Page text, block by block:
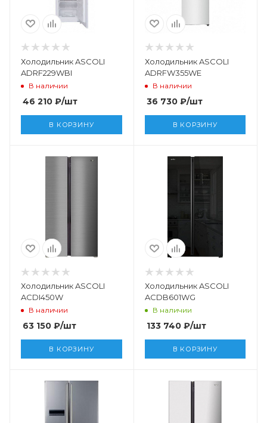
Холодильник ASCOLI
ADRF229WBI
В наличии
46 210 ₽/шт
В КОРЗИНУ
Холодильник ASCOLI
ADRFW355WE
В наличии
36 730₽/шт
В КОРЗИНУ
Холодильник ASCOLI
ACDI450W
В наличии
63 150 ₽/шт
В КОРЗИНУ
Холодильник ASCOLI
ACDB601WG
В наличии
133 740₽/шт
В КОРЗИНУ